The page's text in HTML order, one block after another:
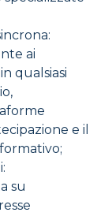
ai
qualsiasi
e il
su